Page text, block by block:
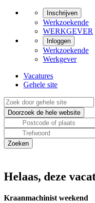
Inschrijven
Werkzoekende
WERKGEVER
Inloggen
Werkzoekende
Werkgever
Vacatures
Gehele site
Helaas, deze
Kraanmachinist weekend